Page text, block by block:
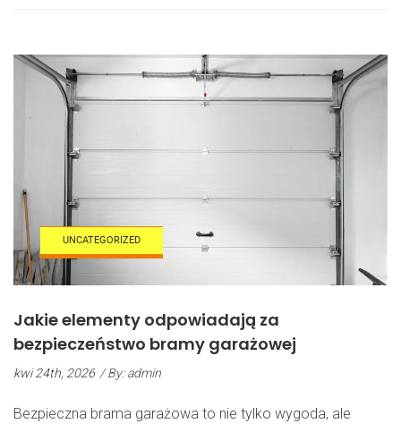
Pył)
Wpływają
Przemysłowych
UNCATEGORIZED
Jakie elementy odpowiadają za
bezpieczeństwo bramy garażowej
kwi 24th, 2026 / By: admin
Bezpieczna brama garażowa to nie tylko wygoda, ale